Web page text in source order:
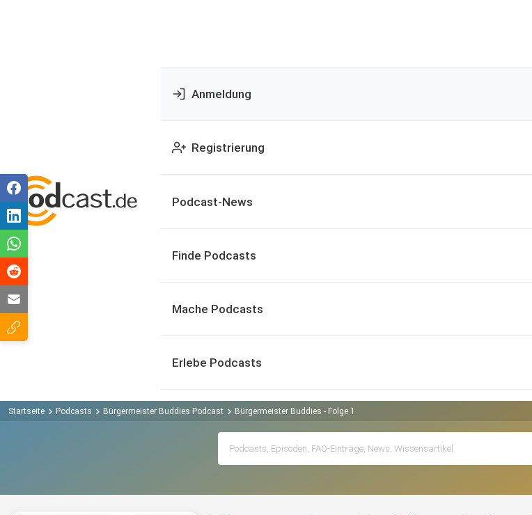
Anmeldung
Registrierung
Podcast-News
Finde Podcasts
Mache Podcasts
Erlebe Podcasts
Startseite Podcasts Bürgermeister Buddies Podcast Bürgermeister Buddies - Folge 1